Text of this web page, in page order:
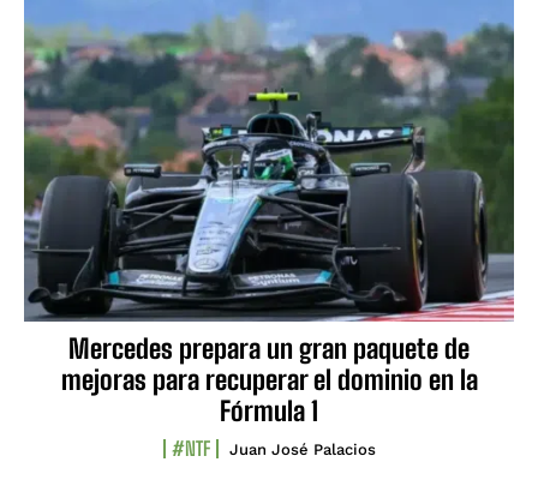
Mercedes prepara un gran paquete de
mejoras para recuperar el dominio en la
Fórmula 1
#NTF Juan José Palacios